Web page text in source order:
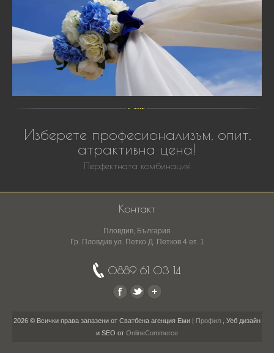
Изберете професионализъм, опит,
атрактивна цена!
Перфектната комбинация!
Контакт
Пловдив, България
Гр. Пловдив ул. Петко Д. Петков 4 ет. 1
0889 61 03 14
2026 © Всички права запазени от Сватбена агенция Еми | Профил , Уеб дизайн
и SEO от OnlineCommerce